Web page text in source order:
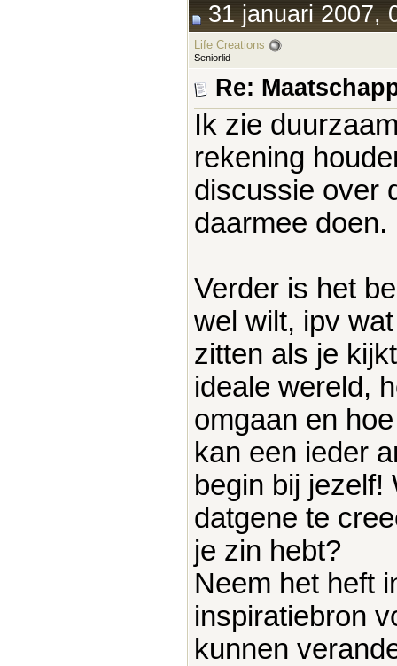
31 januari 2007,
Life Creations
Seniorlid
Re:
Ik zie
rekening
discussie over
daarmee doen.
Verder is het
wel wilt, ipv
zitten als je
ideale wereld,
omgaan en
kan een ieder
begin bij
datgene te
je zin hebt?
Neem het heft
inspiratiebron
kunnen